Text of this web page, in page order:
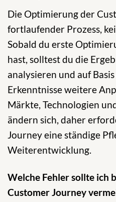
Die Optimierung der
fortlaufender Prozess,
Sobald du erste
hast, solltest du die
analysieren und auf
Erkenntnisse weitere
Märkte, Technologien
ändern sich, daher
Journey eine ständige
Weiterentwicklung.
Welche Fehler sollte ich
Customer Journey